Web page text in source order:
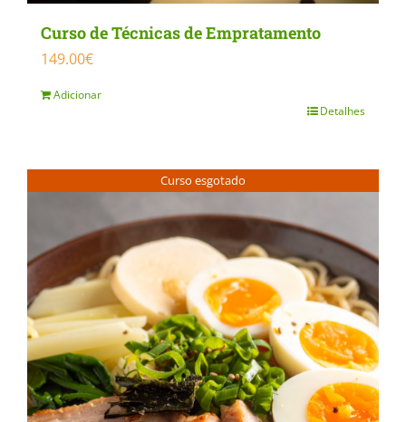
Curso de Técnicas de Empratamento
149.00€
Adicionar
Detalhes
Curso esgotado